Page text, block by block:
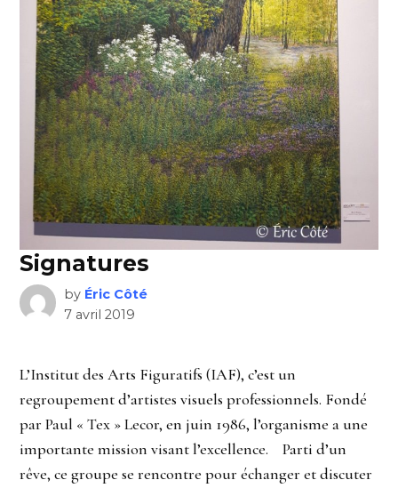
Signatures
by Éric Côté
7 avril 2019
L’Institut des Arts Figuratifs (IAF), c’est un
regroupement d’artistes visuels professionnels. Fondé
par Paul « Tex » Lecor, en juin 1986, l’organisme a une
importante mission visant l’excellence. Parti d’un
rêve, ce groupe se rencontre pour échanger et discuter